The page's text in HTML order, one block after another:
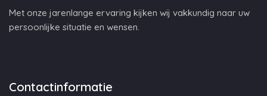
Met onze jarenlange ervaring kijken wij vakkundig naar uw
persoonlijke situatie en wensen.
Contactinformatie